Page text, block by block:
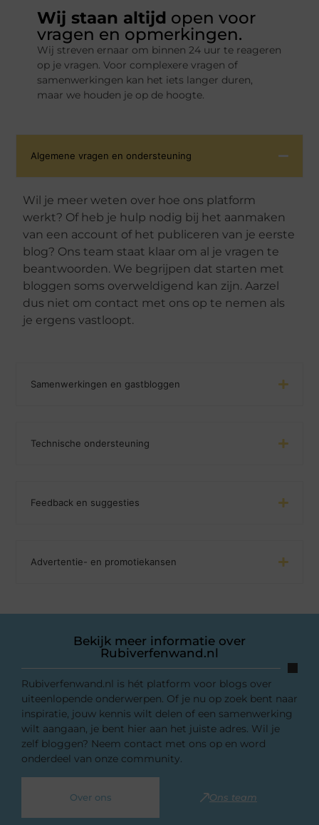
Wij staan altijd open voor
vragen en opmerkingen.
Wij streven ernaar om binnen 24 uur te reageren
op je vragen. Voor complexere vragen of
samenwerkingen kan het iets langer duren,
maar we houden je op de hoogte.
Algemene vragen en ondersteuning
Wil je meer weten over hoe ons platform
werkt? Of heb je hulp nodig bij het aanmaken
van een account of het publiceren van je eerste
blog? Ons team staat klaar om al je vragen te
beantwoorden. We begrijpen dat starten met
bloggen soms overweldigend kan zijn. Aarzel
dus niet om contact met ons op te nemen als
je ergens vastloopt.
Samenwerkingen en gastbloggen
Technische ondersteuning
Feedback en suggesties
Advertentie- en promotiekansen
Bekijk meer informatie over
Rubiverfenwand.nl
Rubiverfenwand.nl is hét platform voor blogs over
uiteenlopende onderwerpen. Of je nu op zoek bent naar
inspiratie, jouw kennis wilt delen of een samenwerking
wilt aangaan, je bent hier aan het juiste adres. Wil je
zelf bloggen? Neem contact met ons op en word
onderdeel van onze community.
Over ons Ons team